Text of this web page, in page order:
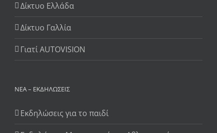
Δίκτυο Ελλάδα
Δίκτυο Γαλλία
Γιατί AUTOVISION
ΝΈΑ – ΕΚΔΗΛΏΣΕΙΣ
Εκδηλώσεις για το παιδί